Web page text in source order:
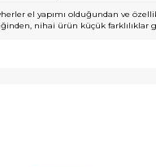
el yapımı olduğundan ve
nihai ürün küçük farklılıklar